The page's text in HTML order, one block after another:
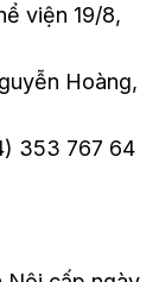
viện 19/8,
Hoàng,
353 767 64